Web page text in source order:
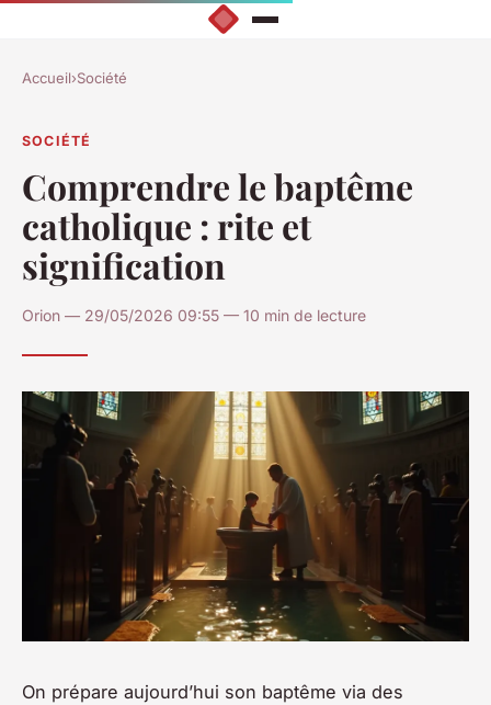
Accueil›Société
SOCIÉTÉ
Comprendre le baptême
catholique : rite et
signification
Orion — 29/05/2026 09:55 — 10 min de lecture
On prépare aujourd’hui son baptême via des